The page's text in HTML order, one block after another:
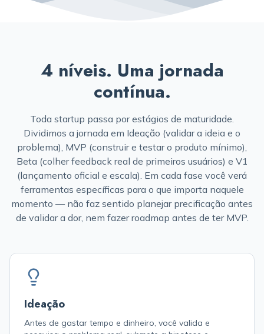
4 níveis. Uma jornada
contínua.
Toda startup passa por estágios de maturidade.
Dividimos a jornada em Ideação (validar a ideia e o
problema), MVP (construir e testar o produto mínimo),
Beta (colher feedback real de primeiros usuários) e V1
(lançamento oficial e escala). Em cada fase você verá
ferramentas específicas para o que importa naquele
momento — não faz sentido planejar precificação antes
de validar a dor, nem fazer roadmap antes de ter MVP.
Ideação
Antes de gastar tempo e dinheiro, você valida e